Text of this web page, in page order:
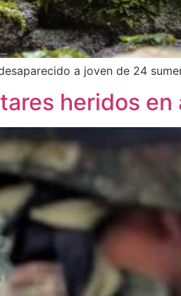
a joven de 24
heridos